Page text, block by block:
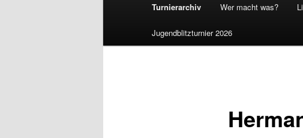
Inhalt
wechseln
Turnierarchiv Wer macht was?
Jugendblitzturnier 2026